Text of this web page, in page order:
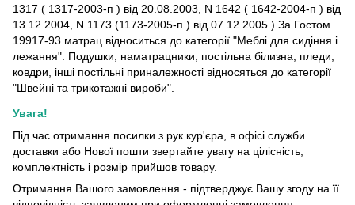
1317 ( 1317-2003-п ) від 20.08.2003, N 1642 ( 1642-2004-п ) від
13.12.2004, N 1173 (1173-2005-п ) від 07.12.2005 ) За Гостом
19917-93 матрац відноситься до категорії "Меблі для сидіння і
лежання". Подушки, наматрацники, постільна білизна, пледи,
ковдри, інші постільні приналежності відносяться до категорії
"Швейні та трикотажні вироби".
Увага!
Під час отримання посилки з рук кур'єра, в офісі служби
доставки або Нової пошти звертайте увагу на цілісність,
комплектність і розмір прийшов товару.
Отримання Вашого замовлення - підтверджує Вашу згоду на її